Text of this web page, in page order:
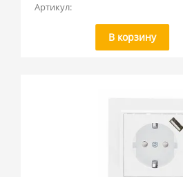
Артикул:
В корзину